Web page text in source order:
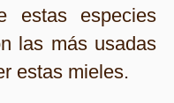
estas especies
las más usadas
estas mieles.